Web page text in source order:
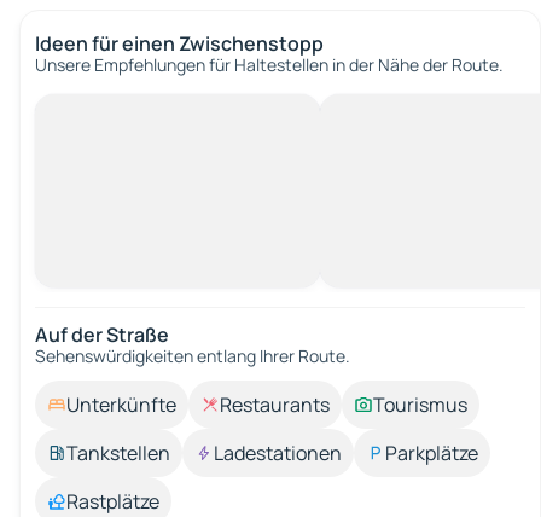
Ideen für einen Zwischenstopp
Unsere Empfehlungen für Haltestellen in der Nähe der Route.
Auf der Straße
Sehenswürdigkeiten entlang Ihrer Route.
Unterkünfte Restaurants
Tourismus
Tankstellen
Ladestationen
Parkplätze
Rastplätze